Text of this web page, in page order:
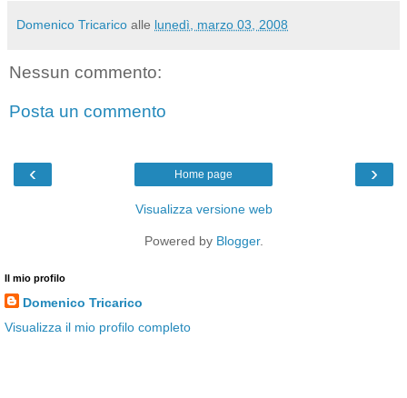
Domenico Tricarico alle lunedì, marzo 03, 2008
Nessun commento:
Posta un commento
‹ ›
Home page
Visualizza versione web
Powered by Blogger.
Il mio profilo
Domenico Tricarico
Visualizza il mio profilo completo